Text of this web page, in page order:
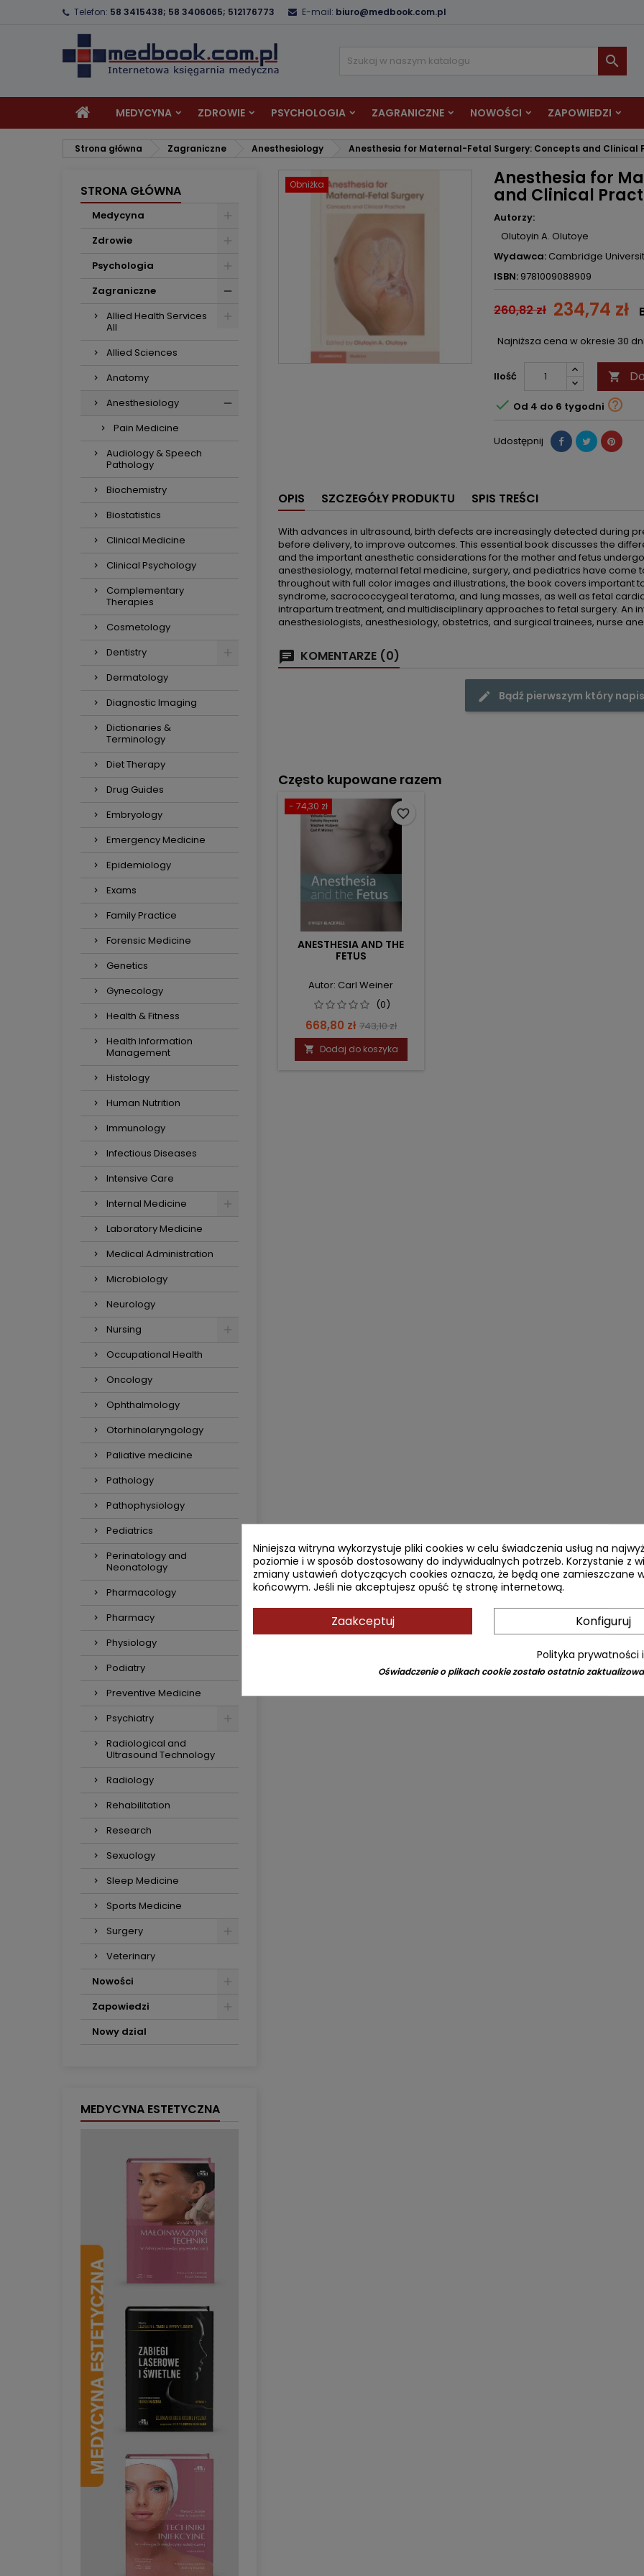
Telefon: 58 3415438; 58 3406065; 512176773 E-mail: biuro@medbook.com.pl

MEDYCYNA ZDROWIE PSYCHOLOGIA ZAGRANICZNE NOWOŚCI ZAPOWIEDZI
Strona główna Zagraniczne Anesthesiology Anesthesia for Maternal-Fetal Surgery: Concepts and Clinical
STRONA GŁÓWNA
Medycyna
Zdrowie
Psychologia
Zagraniczne
Allied Health Services
All
Allied Sciences
Anatomy
Anesthesiology
Pain Medicine
Audiology & Speech
Pathology
Biochemistry
Biostatistics
Clinical Medicine
Clinical Psychology
Complementary
Therapies
Cosmetology
Dentistry
Dermatology
Diagnostic Imaging
Dictionaries &
Terminology
Diet Therapy
Drug Guides
Embryology
Emergency Medicine
Epidemiology
Exams
Family Practice
Forensic Medicine
Genetics
Gynecology
Health & Fitness
Health Information
Management
Histology
Human Nutrition
Immunology
Infectious Diseases
Intensive Care
Internal Medicine
Laboratory Medicine
Medical Administration
Microbiology
Neurology
Nursing
Occupational Health
Oncology
Ophthalmology
Otorhinolaryngology
Paliative medicine
Pathology
Pathophysiology
Pediatrics
Perinatology and
Neonatology
Pharmacology
Pharmacy
Physiology
Podiatry
Preventive Medicine
Psychiatry
Radiological and
Ultrasound Technology
Radiology
Rehabilitation
Research
Sexuology
Sleep Medicine
Sports Medicine
Surgery
Veterinary
Nowości
Zapowiedzi
Nowy dzial
MEDYCYNA ESTETYCZNA
Obniżka Anesthesia for
and Clinical
Autorzy:
Olutoyin A. Olutoye
Wydawca: Cambridge
ISBN: 9781009088909
260,82 zł 234,74 zł
Najniższa cena w okresie 30
Ilość 
 Od 4 do 6 tygodni 
Udostępnij
OPIS SZCZEGÓŁY PRODUKTU SPIS TREŚCI
With advances in ultrasound, birth defects are increasingly detected during
before delivery, to improve outcomes. This essential book discusses the
and the important anesthetic considerations for the mother and fetus
anesthesiology, maternal fetal medicine, surgery, and pediatrics have come
throughout with full color images and illustrations, the book covers important
syndrome, sacrococcygeal teratoma, and lung masses, as well as fetal
intrapartum treatment, and multidisciplinary approaches to fetal surgery. An
anesthesiologists, anesthesiology, obstetrics, and surgical trainees, nurse
KOMENTARZE (0)
Bądź pierwszym który
Często kupowane razem
- 74,30 zł
ANESTHESIA AND THE
FETUS
Autor: Carl Weiner
(0)
Cena
668,80 zł Cena
podstawowa
743,10 zł
 Dodaj do koszyka
favorite_border
Anuluj Utwórz listę życzeń
Musisz być zalogowany by zapisać produkty na swojej liście życzeń.
Niniejsza witryna wykorzystuje pliki cookies w celu świadczenia usług na
poziomie i w sposób dostosowany do indywidualnych potrzeb. Korzystanie z
zmiany ustawień dotyczących cookies oznacza, że będą one zamieszczane
końcowym. Jeśli nie akceptujesz opuść tę stronę internetową.
Zaakceptuj Konfiguruj
Polityka prywatności
Oświadczenie o plikach cookie zostało ostatnio